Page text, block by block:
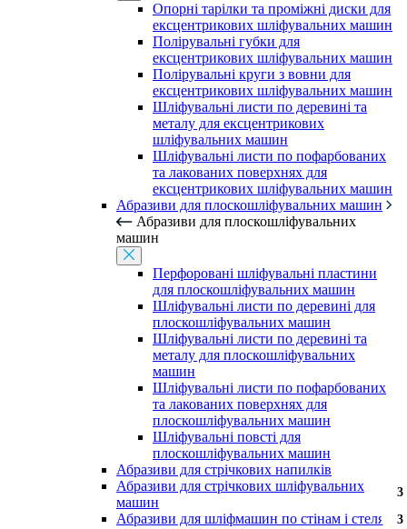
Опорні тарілки та проміжні диски для
ексцентрикових шліфувальних машин
Полірувальні губки для
ексцентрикових шліфувальних машин
Полірувальні круги з вовни для
ексцентрикових шліфувальних машин
Шліфувальні листи по деревині та
металу для ексцентрикових
шліфувальних машин
Шліфувальні листи по пофарбованих
та лакованих поверхнях для
ексцентрикових шліфувальних машин
Абразиви для плоскошліфувальних машин
Абразиви для плоскошліфувальних
машин
Перфоровані шліфувальні пластини
для плоскошліфувальних машин
Шліфувальні листи по деревині для
плоскошліфувальних машин
Шліфувальні листи по деревині та
металу для плоскошліфувальних
машин
Шліфувальні листи по пофарбованих
та лакованих поверхнях для
плоскошліфувальних машин
Шліфувальні повсті для
плоскошліфувальних машин
Абразиви для стрічкових напилків
Абразиви для стрічкових шліфувальних
машин
Абразиви для шліфмашин по стінам і стелям
3
3
3
3
3
3
3
3
3
3
3
3
3
3
3
3
3
3
3
3
3
3
3
3
3
3
3
3
3
3
3
3
3
3
3
3
3
3
3
3
3
3
3
3
3
3
3
3